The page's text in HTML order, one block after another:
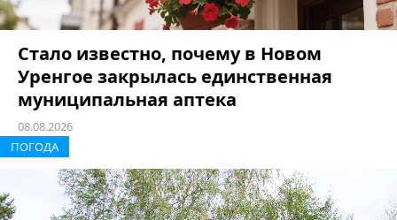
Стало известно, почему в Новом
Уренгое закрылась единственная
муниципальная аптека
08.08.2026
ПОГОДА